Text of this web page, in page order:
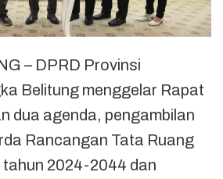
– DPRD Provinsi
Belitung menggelar Rapat
dua agenda, pengambilan
Rancangan Tata Ruang
tahun 2024-2044 dan